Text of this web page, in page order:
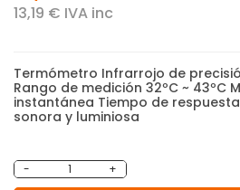
13,19 € IVA inc
Termómetro Infrarrojo de
Rango de medición 32ºC ~ 43ºC
instantánea Tiempo de
sonora y luminiosa
- +